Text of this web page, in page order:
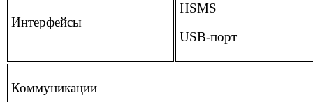
Интерфейсы
HSMS
USB-порт
Коммуникации